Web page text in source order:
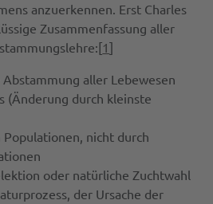
anzuerkennen. Erst Charles
Zusammenfassung aller
1]
aller Lebewesen
(Änderung durch kleinste
nicht durch
oder natürliche Zuchtwahl
der Ursache der